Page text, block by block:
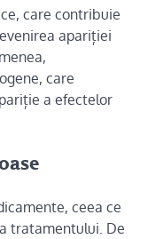
care contribuie
apariției
care
a efectelor
ceea ce
tratamentului. De